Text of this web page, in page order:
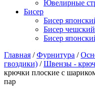
Ювелирные
Бисер
Бисер
Бисер чешский
Бисер
Главная /Фурнитура /
гвоздики) /Швензы -
крючки плоские с
пар